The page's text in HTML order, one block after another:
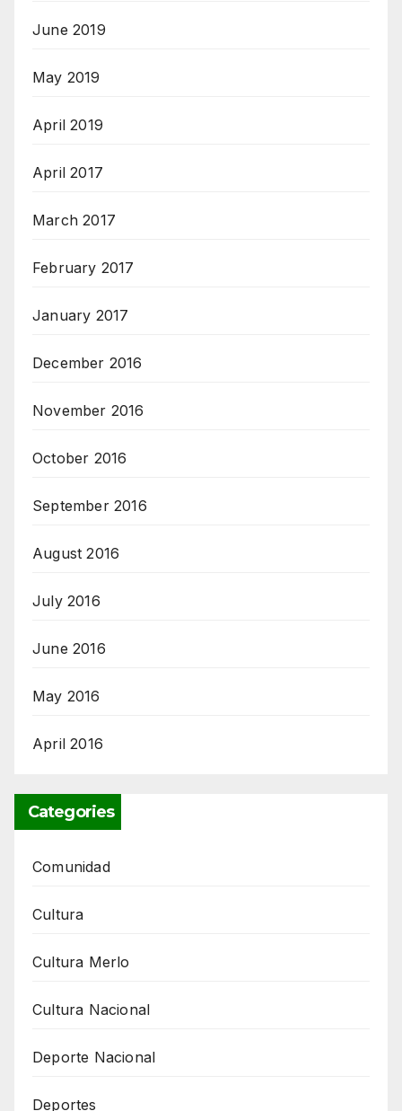
June 2019
May 2019
April 2019
April 2017
March 2017
February 2017
January 2017
December 2016
November 2016
October 2016
September 2016
August 2016
July 2016
June 2016
May 2016
April 2016
Categories
Comunidad
Cultura
Cultura Merlo
Cultura Nacional
Deporte Nacional
Deportes